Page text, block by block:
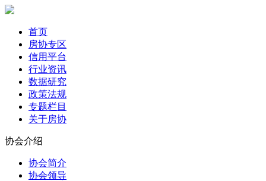
首页
房协专区
信用平台
行业资讯
数据研究
政策法规
专题栏目
关于房协
协会介绍
协会简介
协会领导